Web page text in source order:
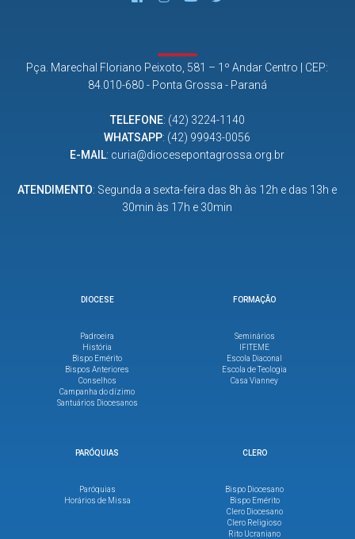
Pça. Marechal Floriano Peixoto, 581 – 1º Andar Centro | CEP:
84.010-680 - Ponta Grossa - Paraná
TELEFONE: (42) 3224-1140
WHATSAPP: (42) 99943-0056
E-MAIL: curia@diocesepontagrossa.org.br
ATENDIMENTO: Segunda a sexta-feira das 8h às 12h e das 13h e
30min às 17h e 30min
DIOCESE
Padroeira
História
Bispo Emérito
Bispos Anteriores
Conselhos
Campanha do dízimo
Santuários Diocesanos
FORMAÇÃO
Seminários
IFITEME
Escola Diaconal
Escola de Teologia
Casa Vianney
PARÓQUIAS
Paróquias
Horários de Missa
CLERO
Bispo Diocesano
Bispo Emérito
Clero Diocesano
Clero Religioso
Rito Ucraniano